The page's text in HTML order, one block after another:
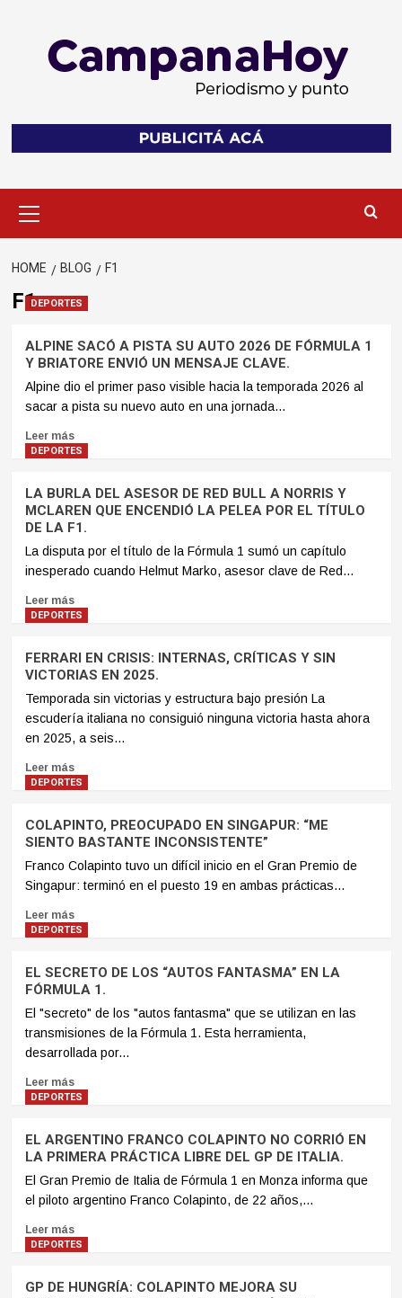
Menu
HOME BLOG F1
F1DEPORTES
ALPINE SACÓ A PISTA SU AUTO 2026 DE FÓRMULA 1
Y BRIATORE ENVIÓ UN MENSAJE CLAVE.
Alpine dio el primer paso visible hacia la temporada 2026 al
sacar a pista su nuevo auto en una jornada...
Leer más
DEPORTES
LA BURLA DEL ASESOR DE RED BULL A NORRIS Y
MCLAREN QUE ENCENDIÓ LA PELEA POR EL TÍTULO
DE LA F1.
La disputa por el título de la Fórmula 1 sumó un capítulo
inesperado cuando Helmut Marko, asesor clave de Red...
Leer más
DEPORTES
FERRARI EN CRISIS: INTERNAS, CRÍTICAS Y SIN
VICTORIAS EN 2025.
Temporada sin victorias y estructura bajo presión La
escudería italiana no consiguió ninguna victoria hasta ahora
en 2025, a seis...
Leer más
DEPORTES
COLAPINTO, PREOCUPADO EN SINGAPUR: “ME
SIENTO BASTANTE INCONSISTENTE”
Franco Colapinto tuvo un difícil inicio en el Gran Premio de
Singapur: terminó en el puesto 19 en ambas prácticas...
Leer más
DEPORTES
EL SECRETO DE LOS “AUTOS FANTASMA” EN LA
FÓRMULA 1.
El "secreto" de los "autos fantasma" que se utilizan en las
transmisiones de la Fórmula 1. Esta herramienta,
desarrollada por...
Leer más
DEPORTES
EL ARGENTINO FRANCO COLAPINTO NO CORRIÓ EN
LA PRIMERA PRÁCTICA LIBRE DEL GP DE ITALIA.
El Gran Premio de Italia de Fórmula 1 en Monza informa que
el piloto argentino Franco Colapinto, de 22 años,...
Leer más
DEPORTES
GP DE HUNGRÍA: COLAPINTO MEJORA SU